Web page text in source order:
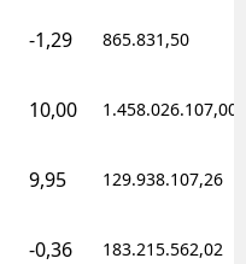
-1,29 865.831,50
10,00 1.458.026.107,00
9,95 129.938.107,26
-0,36 183.215.562,02